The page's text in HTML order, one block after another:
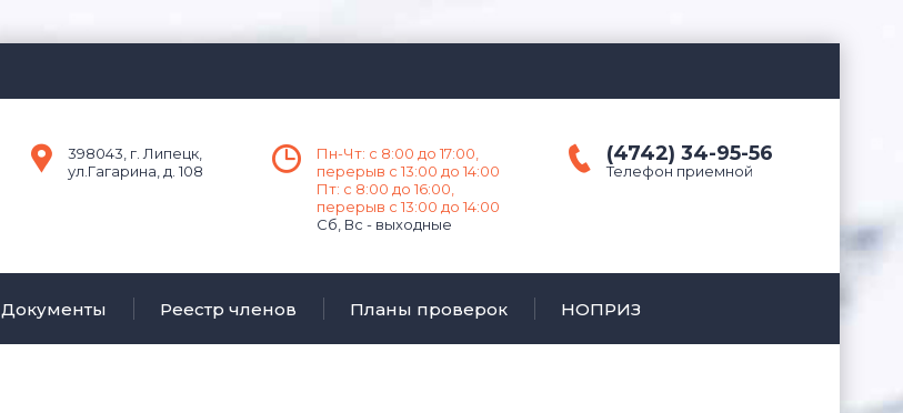
(4742) 34-95-56
Телефон приемной
Пн-Чт: с 8:00 до 17:00,
перерыв с 13:00 до 14:00
Пт: с 8:00 до 16:00,
перерыв с 13:00 до 14:00
Сб, Вс - выходные
398043, г. Липецк,
ул.Гагарина, д. 108
Документы Реестр членов Планы проверок НОПРИЗ